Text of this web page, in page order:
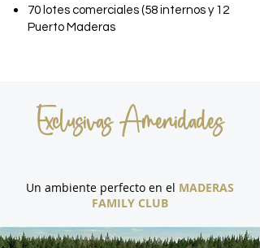
70 lotes comerciales (58 internos y 12
Puerto Maderas
Exclusivas Amenidades
Un ambiente perfecto en el MADERAS
FAMILY CLUB